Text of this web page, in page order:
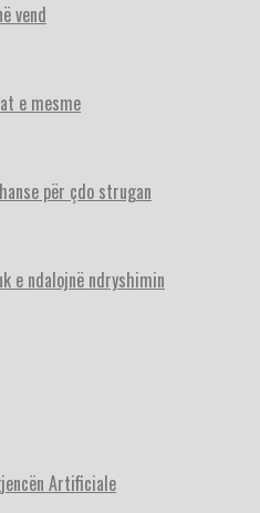
vend
e mesme
për çdo strugan
e ndalojnë ndryshimin
Artificiale